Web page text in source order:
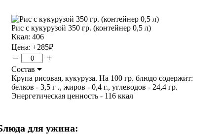
Рис с кукурузой 350 гр. (контейнер 0,5 л)
Ккал: 406
Цена: +285₽
– +
Состав
Крупа рисовая, кукуруза. На 100 гр. блюдо содержит:
белков - 3,5 г ., жиров - 0,4 г., углеводов - 24,4 гр.
Энергетическая ценность - 116 ккал
для ужина: